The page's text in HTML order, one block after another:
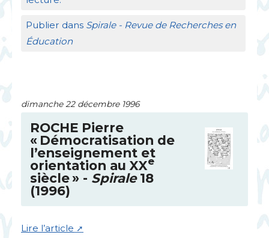
Publier dans Spirale - Revue de Recherches en
Éducation
dimanche 22 décembre 1996
ROCHE Pierre
« Démocratisation de
l’enseignement et
orientation au XXe
siècle» - Spirale18
(1996)
Lire l’article